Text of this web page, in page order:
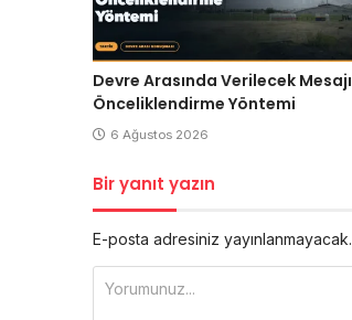
Devre Arasında Verilecek Mesajı
Önceliklendirme Yöntemi
6 Ağustos 2026
Bir yanıt yazın
E-posta adresiniz yayınlanmayacak.